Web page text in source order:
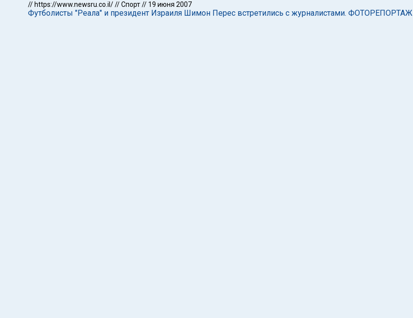
// https://www.newsru.co.il///Спорт// 19 июня 2007
Футболисты "Реала" и президент Израиля Шимон Перес встретились с журналистами. ФОТОРЕПОРТАЖ